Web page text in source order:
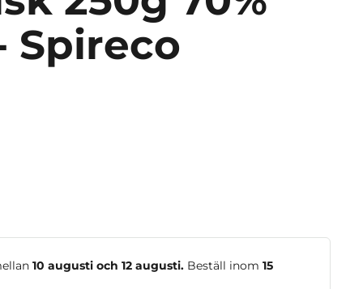
Spireco
10 augusti och 12 augusti. Beställ inom 15